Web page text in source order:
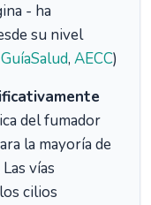
- ha
su nivel
GuíaSalud, AECC)
del fumador
la mayoría de
vías
cilios